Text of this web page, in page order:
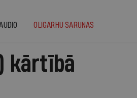
OLIGARHU SARUNAS
kārtībā